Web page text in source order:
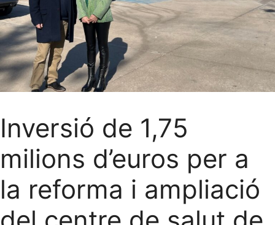
Inversió de 1,75
milions d’euros per a
la reforma i ampliació